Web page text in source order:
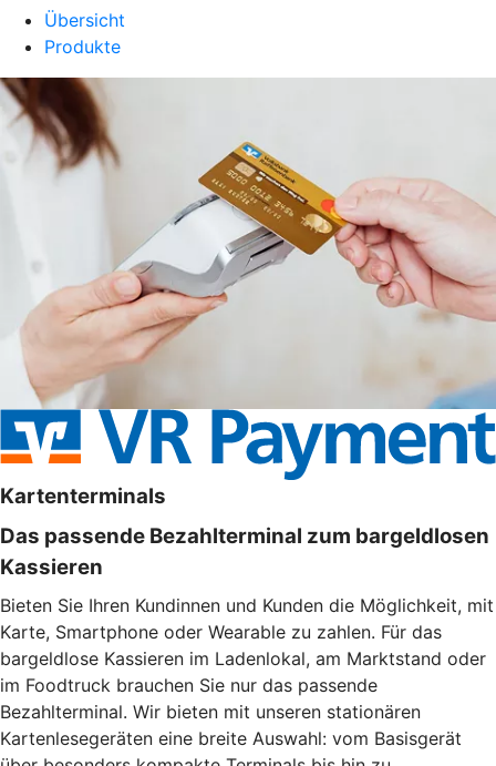
Übersicht
Produkte
Kartenterminals
Das passende Bezahlterminal zum bargeldlosen
Kassieren
Bieten Sie Ihren Kundinnen und Kunden die Möglichkeit, mit
Karte, Smartphone oder Wearable zu zahlen. Für das
bargeldlose Kassieren im Ladenlokal, am Marktstand oder
im Foodtruck brauchen Sie nur das passende
Bezahlterminal. Wir bieten mit unseren stationären
Kartenlesegeräten eine breite Auswahl: vom Basisgerät